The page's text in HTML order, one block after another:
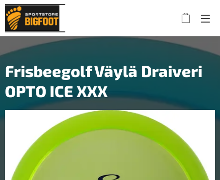
Frisbeegolf Väylä Draiveri
OPTO ICE XXX